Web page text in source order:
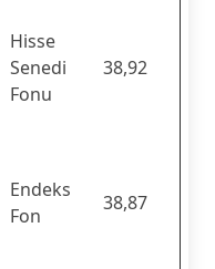
Hisse
Senedi
Fonu
38,92
Endeks
Fon
38,87